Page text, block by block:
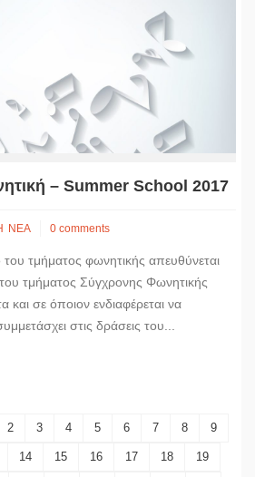
– Summer School 2017
ΝΕΑ 0 comments
του τμήματος φωνητικής απευθύνεται
τμήματος Σύγχρονης Φωνητικής
και σε όποιον ενδιαφέρεται να
στις δράσεις του...
2 3 4 5 6 7 8 9
14 15 16 17 18 19